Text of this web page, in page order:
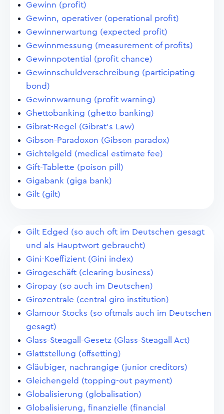
Gewinn (profit)
Gewinn, operativer (operational profit)
Gewinnerwartung (expected profit)
Gewinnmessung (measurement of profits)
Gewinnpotential (profit chance)
Gewinnschuldverschreibung (participating
bond)
Gewinnwarnung (profit warning)
Ghettobanking (ghetto banking)
Gibrat-Regel (Gibrat's Law)
Gibson-Paradoxon (Gibson paradox)
Gichtelgeld (medical estimate fee)
Gift-Tablette (poison pill)
Gigabank (giga bank)
Gilt (gilt)
Gilt Edged (so auch oft im Deutschen gesagt
und als Hauptwort gebraucht)
Gini-Koeffizient (Gini index)
Girogeschäft (clearing business)
Giropay (so auch im Deutschen)
Girozentrale (central giro institution)
Glamour Stocks (so oftmals auch im Deutschen
gesagt)
Glass-Steagall-Gesetz (Glass-Steagall Act)
Glattstellung (offsetting)
Gläubiger, nachrangige (junior creditors)
Gleichengeld (topping-out payment)
Globalisierung (globalisation)
Globalisierung, finanzielle (financial